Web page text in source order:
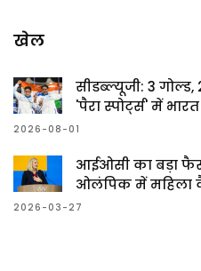
खेल
सीडब्ल्यूजी: 3
'पैरा स्पोर्ट्स' में
2026-08-01
आईओसी का बड़ा
ओलंपिक में महिला
2026-03-27